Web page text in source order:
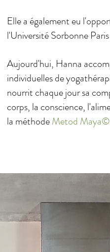
Elle a également eu
l'Université Sorbonne
Aujourd'hui, Hanna
individuelles de
nourrit chaque jour sa
corps, la conscience,
la méthodeMetod